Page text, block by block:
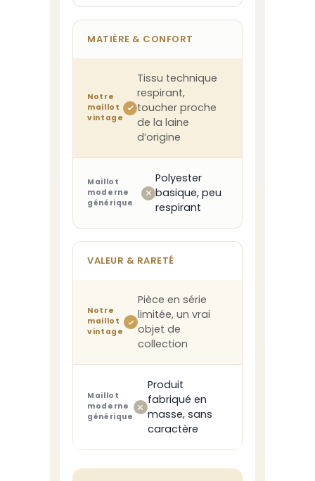
MATIÈRE & CONFORT
Notre
maillot
vintage
Tissu technique
respirant,
toucher proche
de la laine
d’origine
Maillot
moderne
générique
Polyester
basique, peu
respirant
VALEUR & RARETÉ
Notre
maillot
vintage
Pièce en série
limitée, un vrai
objet de
collection
Maillot
moderne
générique
Produit
fabriqué en
masse, sans
caractère